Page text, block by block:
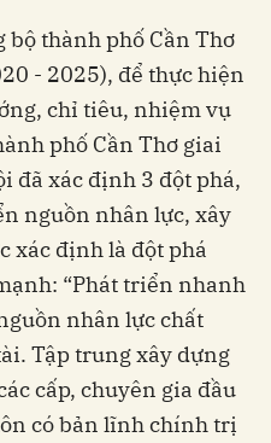
thành phố Cần Thơ
- 2025), để thực hiện
chỉ tiêu, nhiệm vụ
phố Cần Thơ giai
đã xác định 3 đột phá,
nguồn nhân lực, xây
xác định là đột phá
“Phát triển nhanh
nhân lực chất
Tập trung xây dựng
cấp, chuyên gia đầu
có bản lĩnh chính trị